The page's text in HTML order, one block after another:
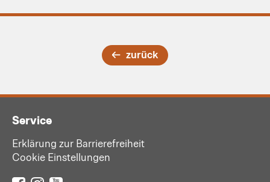
zurück
Service
Erklärung zur Barrierefreiheit
Cookie Einstellungen